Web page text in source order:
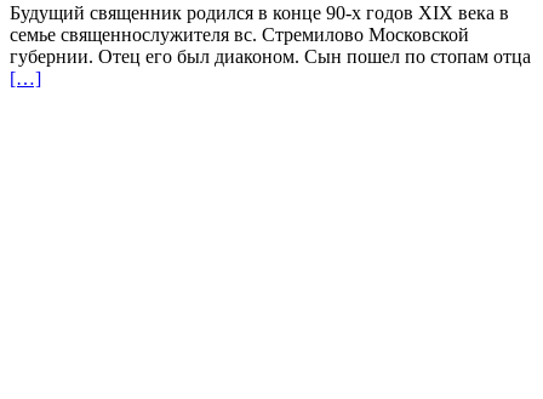
Будущий священник родился в конце 90-х годов XIX века в
семье священнослужителя вс. Стремилово Московской
губернии. Отец его был диаконом. Сын пошел по стопам отца
[…]